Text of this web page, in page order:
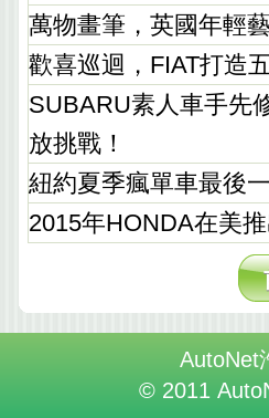
萬物畫筆，英國年輕
歡喜巡迴，FIAT打造
SUBARU素人車手先
放挑戰！
紐約夏季瘋單車最後一
2015年HONDA在美
AutoNet
© 2011